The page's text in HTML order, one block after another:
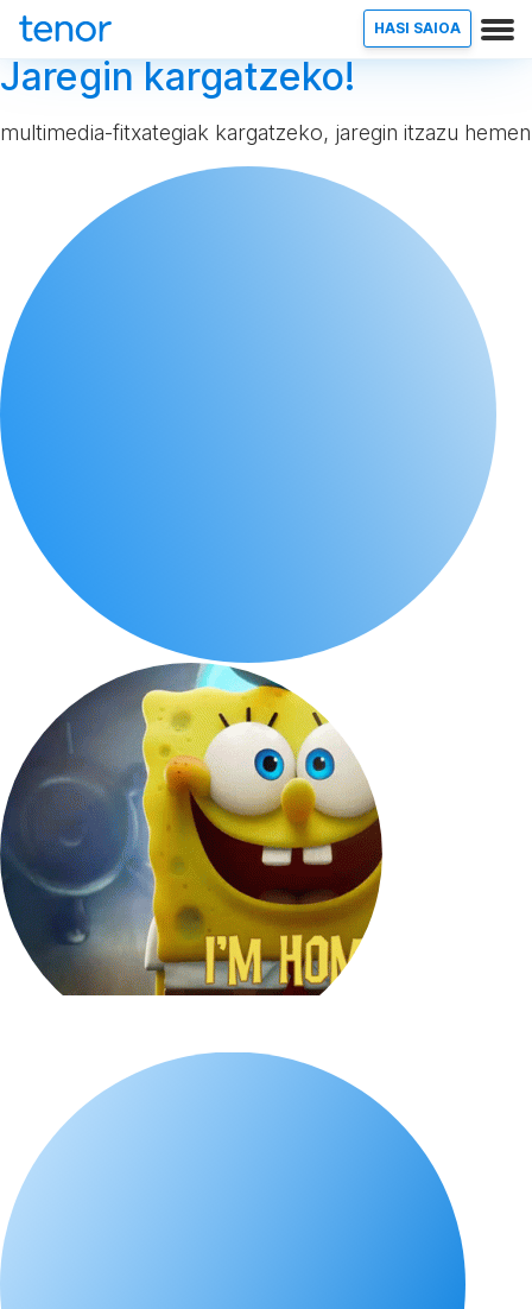
HASI SAIOA
Jaregin kargatzeko!
multimedia-fitxategiak kargatzeko, jaregin itzazu hemen